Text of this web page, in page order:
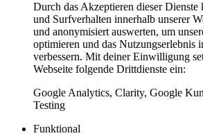
Durch das Akzeptieren dieser
und Surfverhalten innerhalb unserer
und anonymisiert auswerten, um
optimieren und das Nutzungserlebnis
verbessern. Mit deiner Einwilligung
Webseite folgende Drittdienste ein:
Google Analytics, Clarity, Google
Testing
Funktional